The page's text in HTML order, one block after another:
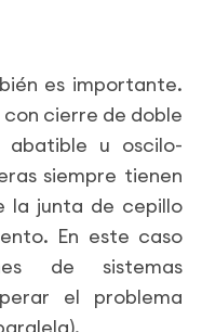
es importante.
cierre de doble
abatible u oscilo-
siempre tienen
la junta de cepillo
En este caso
de sistemas
el problema